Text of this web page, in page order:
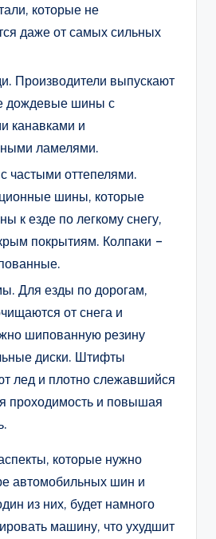
которые не
даже от самых сильных
Производители выпускают
дождевые шины с
канавками и
ламелями.
частыми оттепелями.
шины, которые
к езде по легкому снегу,
покрытиям. Колпаки –
Для езды по дорогам,
от снега и
шипованную резину
диски. Штифты
лед и плотно слежавшийся
проходимость и повышая
которые нужно
автомобильных шин и
из них, будет намного
машину, что ухудшит